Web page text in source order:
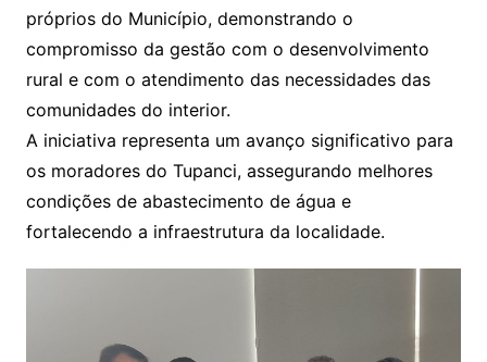
próprios do Município, demonstrando o
compromisso da gestão com o desenvolvimento
rural e com o atendimento das necessidades das
comunidades do interior.
A iniciativa representa um avanço significativo para
os moradores do Tupanci, assegurando melhores
condições de abastecimento de água e
fortalecendo a infraestrutura da localidade.